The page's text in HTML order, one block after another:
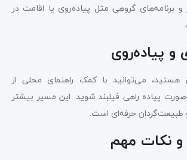
و برنامه‌های گروهی مثل پیاده‌روی یا اقامت در
پیاده‌روی
هستید، می‌توانید با کمک راهنمای محلی از
پیاده راهی فیلبند شوید. این مسیر بیشتر
طبیعت‌گردان حرفه‌ای است.
و نکات مهم